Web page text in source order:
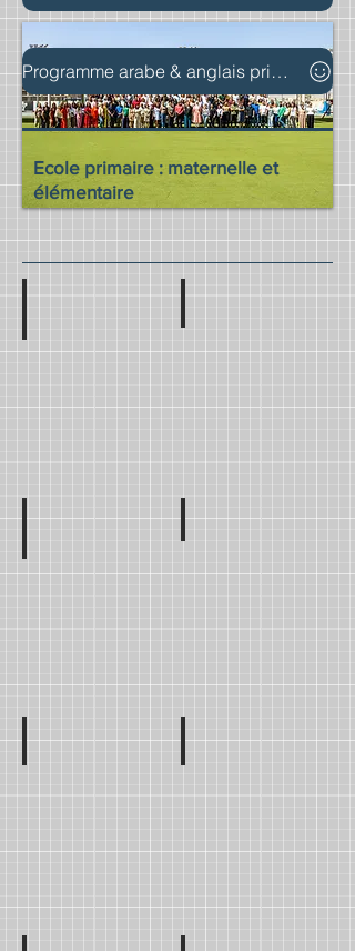
Programme arabe & anglais primaire
Ecole primaire : maternelle et
élémentaire
Mme Yasmine
Mme Sarah KACER